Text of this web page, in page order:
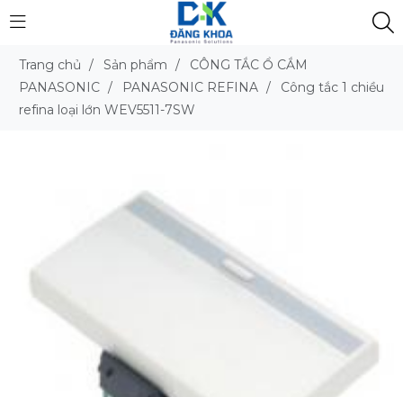
Trang chủ / Sản phẩm /
CÔNG TẮC Ổ CẮM
PANASONIC / PANASONIC REFINA /
Công tắc 1 chiều
refina loại lớn WEV5511-7SW